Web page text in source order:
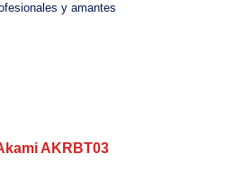
y amantes